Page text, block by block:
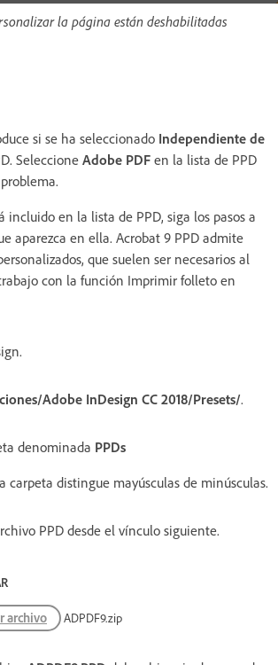
la página están deshabilitadas
si se ha seleccionado Independiente de
SeleccioneAdobe PDF en la lista de PPD
incluido en la lista de PPD, siga los pasos a
aparezca en ella. Acrobat 9 PPD admite
que suelen ser necesarios al
con la función Imprimir folleto en
Adobe InDesign CC 2018/Presets/.
denominada PPDs
carpeta distingue mayúsculas de minúsculas.
PPD desde el vínculo siguiente.
archivo ADPDF9.zip